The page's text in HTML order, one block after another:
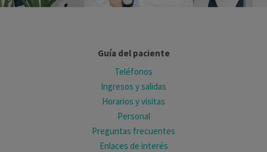
Guía del paciente
Teléfonos
Ingresos y salidas
Horarios y visitas
Personal
Preguntas frecuentes
Enlaces de interés